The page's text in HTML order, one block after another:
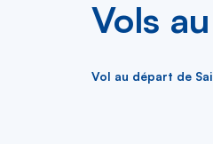
Vols
Vol au départ de